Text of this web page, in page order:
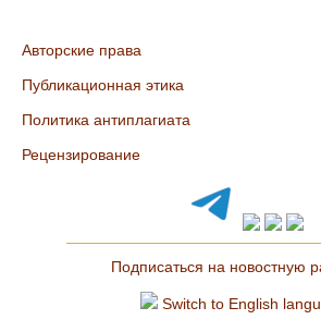
Авторские права
Публикационная этика
Политика антиплагиата
Рецензирование
Подписаться на новостную
Switch to English